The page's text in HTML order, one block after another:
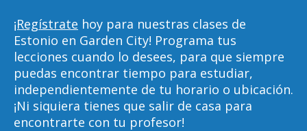
¡Regístrate hoy para nuestras clases de
Estonio en Garden City! Programa tus
lecciones cuando lo desees, para que siempre
puedas encontrar tiempo para estudiar,
independientemente de tu horario o ubicación.
¡Ni siquiera tienes que salir de casa para
encontrarte con tu profesor!